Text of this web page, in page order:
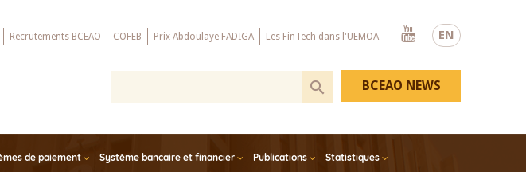
EN
Recrutements BCEAO COFEB Prix Abdoulaye FADIGA Les FinTech dans l'UEMOA
Youtube
de paiement Système bancaire et financier Publications Statistiques
BCEAO NEWS